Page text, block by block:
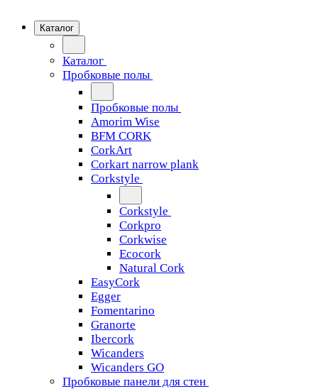
Каталог
Каталог
Пробковые полы
Пробковые полы
Amorim Wise
BFM CORK
CorkArt
Corkart narrow plank
Corkstyle
Corkstyle
Corkpro
Corkwise
Ecocork
Natural Cork
EasyCork
Egger
Fomentarino
Granorte
Ibercork
Wicanders
Wicanders GO
Пробковые панели для стен